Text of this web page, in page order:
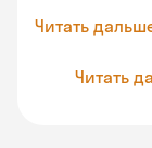
Читать
Читать